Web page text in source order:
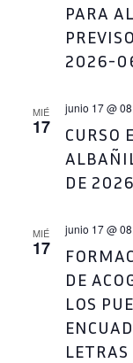
PARA
2026-
MIÉ
17
CURSO
DE
junio 17 @
MIÉ
17
DE
LOS
junio 17 @